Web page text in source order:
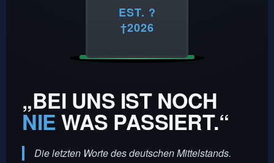
EST. ?
†2026
„BEI UNS IST NOCH
NIEWAS PASSIERT.“
Die letzten Worte des deutschen Mittelstands.